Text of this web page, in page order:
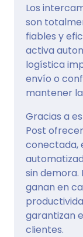
Los
son
fiables y
activa
logística
envío o
mantener
Gracias a
Post
conectada,
sin demora.
ganan en
garantizan
clientes.